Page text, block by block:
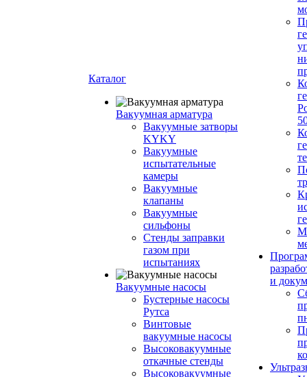
Каталог
Вакуумная арматура
Вакуумные затворы
KYKY
Вакуумные
испытательные
камеры
Вакуумные
клапаны
Вакуумные
сильфоны
Стенды заправки
газом при
испытаниях
Вакуумные насосы
Бустерные насосы
Рутса
Винтовые
вакуумные насосы
Высоковакуумные
откачные стенды
Высоковакуумные
и